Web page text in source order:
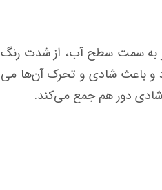
به سمت سطح آب، از شدت رنگ
و باعث شادی و تحرک آن‌ها می
شادی دور هم جمع می‌‌کند.